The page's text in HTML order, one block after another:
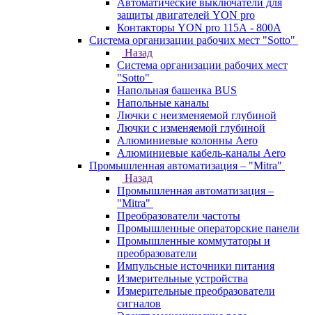
Автоматические выключатели для
защиты двигателей YON pro
Контакторы YON pro 115А - 800А
Система организации рабочих мест "Sotto"
Назад
Система организации рабочих мест
"Sotto"
Напольная башенка BUS
Напольные каналы
Лючки с неизменяемой глубиной
Лючки с изменяемой глубиной
Алюминиевые колонны Aero
Алюминиевые кабель-каналы Aero
Промышленная автоматизация – "Mitra"
Назад
Промышленная автоматизация –
"Mitra"
Преобразователи частоты
Промышленные операторские панели
Промышленные коммутаторы и
преобразователи
Импульсные источники питания
Измерительные устройства
Измерительные преобразователи
сигналов